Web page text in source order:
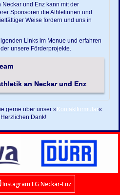
und Enz kann mit der
Sponsoren die Athletinnen und
Weise fördern und uns in
Links im Menue und erfahren
unsere Förderprojekte.
an Neckar und Enz
gerne über unser »Kontaktformular«
Dank!
Instagram LG Neckar-Enz